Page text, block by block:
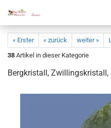
« Erster « zurück weiter »
38 Artikel in dieser Kategorie
Berg­kris­tall,